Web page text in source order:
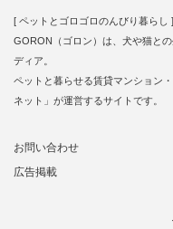
[ ペットとゴロゴロのんびり暮らし ]
GORON（ゴロン）は、犬や猫と
ディア。
ペットと暮らせる賃貸マンション
ネット」が運営するサイトです。
お問い合わせ
広告掲載